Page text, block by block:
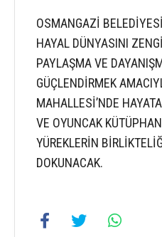
OSMANGAZİ
HAYAL DÜNYASINI
PAYLAŞMA VE
GÜÇLENDİRMEK
MAHALLESİ’NDE
VE OYUNCAK
YÜREKLERİN
DOKUNACAK.